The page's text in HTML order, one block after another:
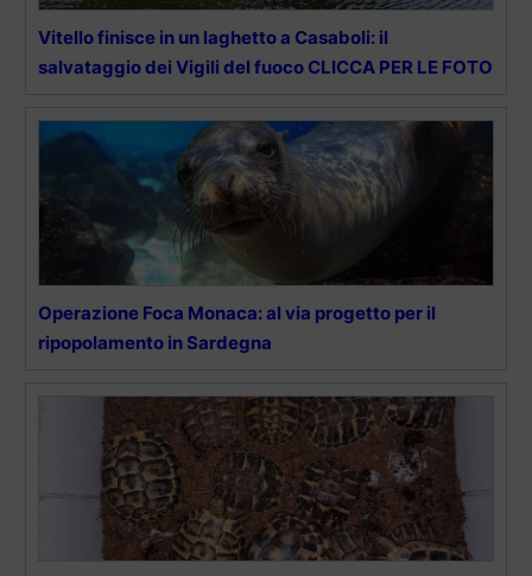
Vitello finisce in un laghetto a Casaboli: il
salvataggio dei Vigili del fuoco CLICCA PER LE FOTO
Operazione Foca Monaca: al via progetto per il
ripopolamento in Sardegna